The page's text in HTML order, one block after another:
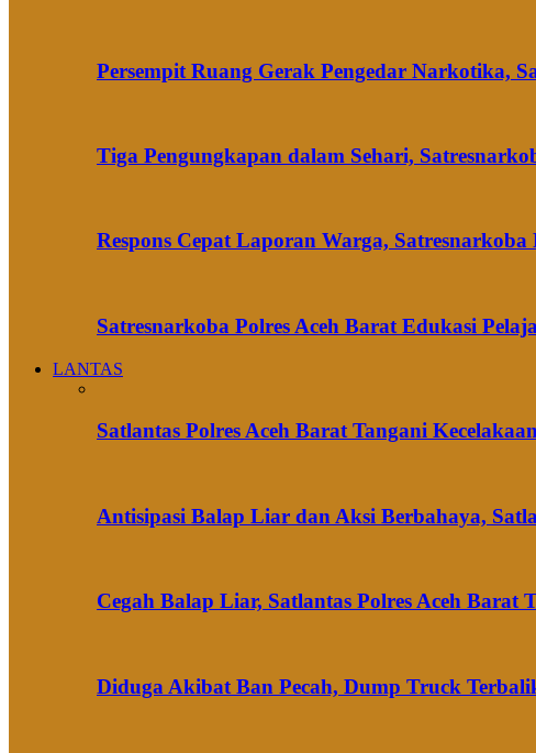
Persempit Ruang Gerak Pengedar Narkotika,
Tiga Pengungkapan dalam Sehari,
Respons Cepat Laporan Warga,
Satresnarkoba Polres Aceh Barat Edukasi
LANTAS
Satlantas Polres Aceh Barat Tangani
Antisipasi Balap Liar dan Aksi Berbahaya,
Cegah Balap Liar, Satlantas Polres Aceh
Diduga Akibat Ban Pecah, Dump Truck